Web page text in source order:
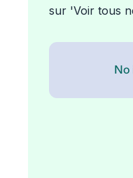
sur 'Voir tous
No